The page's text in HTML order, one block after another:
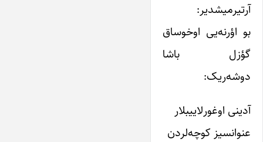
آرتیرمیشدیر:
بو اؤرنه‌یی اوخوساق
گؤزل باشا
دوشه‌ریک:
آدینی اوغورلاییبلار
عنوانسیز کوچه‌لردن